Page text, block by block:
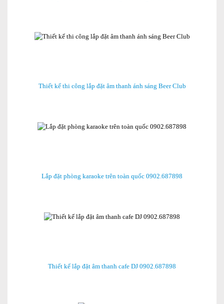
Thiết kế thi công lắp đặt âm thanh ánh sáng Beer Club
Lắp đặt phòng karaoke trên toàn quốc 0902.687898
Thiết kế lắp đặt âm thanh cafe DJ 0902.687898